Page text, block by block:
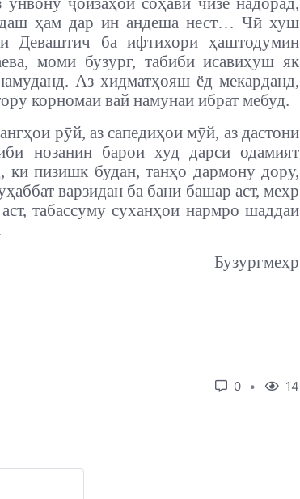
ҳам дар ин андеша нест… Чӣ хуш
Деваштич ба ифтихори ҳаштодумин
моми бузург, табиби исавиҳуш як
Аз хидматҳояш ёд мекарданд,
корномаи вай намунаи ибрат мебуд.
рӯй, аз сапедиҳои мӯй, аз дастони
нозанин барои худ дарси одамият
ки пизишк будан, танҳо дармону дору,
варзидан ба бани башар аст, меҳр
табассуму суханҳои нармро шаддаи
Бузургмеҳр
0 14